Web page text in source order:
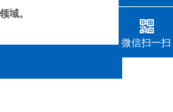
域。
微信扫一扫